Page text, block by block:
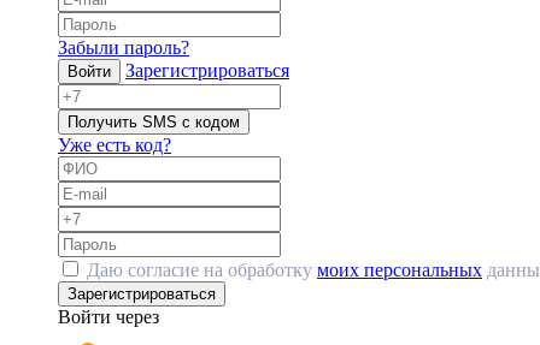
Забыли пароль?
Войти Зарегистрироваться
Получить SMS с кодом
Уже есть код?
Даю согласие на обработку моих персональных
Зарегистрироваться
Войти через